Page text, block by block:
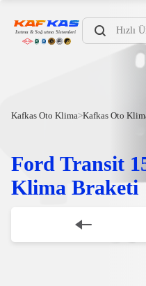
Products
search
Kafkas Oto Klima>Kafkas Oto
Ford Transit
Klima Braketi